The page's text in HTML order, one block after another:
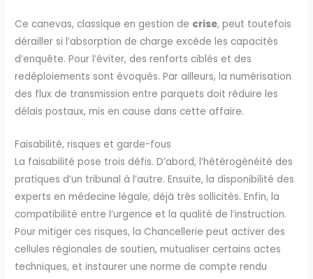
Ce canevas, classique en gestion de crise, peut toutefois
dérailler si l’absorption de charge excède les capacités
d’enquête. Pour l’éviter, des renforts ciblés et des
redéploiements sont évoqués. Par ailleurs, la numérisation
des flux de transmission entre parquets doit réduire les
délais postaux, mis en cause dans cette affaire.
Faisabilité, risques et garde-fous
La faisabilité pose trois défis. D’abord, l’hétérogénéité des
pratiques d’un tribunal à l’autre. Ensuite, la disponibilité des
experts en médecine légale, déjà très sollicités. Enfin, la
compatibilité entre l’urgence et la qualité de l’instruction.
Pour mitiger ces risques, la Chancellerie peut activer des
cellules régionales de soutien, mutualiser certains actes
techniques, et instaurer une norme de compte rendu